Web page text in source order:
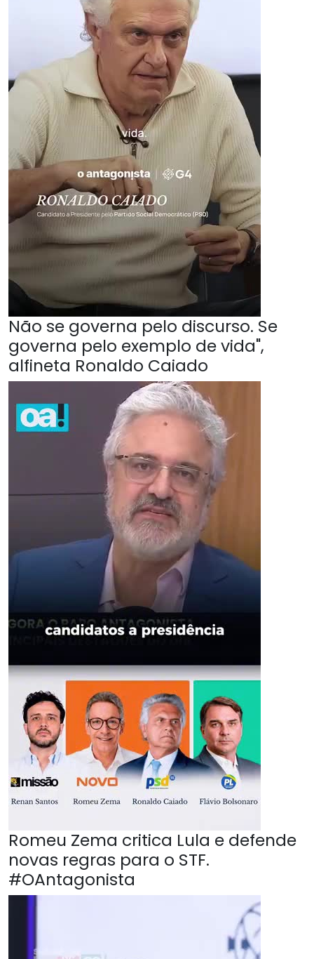
Não se governa pelo discurso. Se
governa pelo exemplo de vida",
alfineta Ronaldo Caiado
Romeu Zema critica Lula e defende
novas regras para o STF.
#OAntagonista